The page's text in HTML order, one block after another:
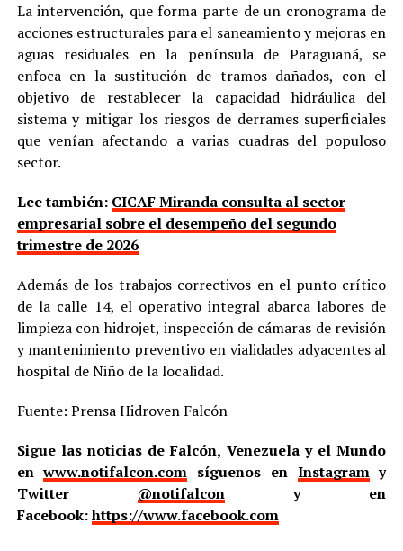
La intervención, que forma parte de un cronograma de
acciones estructurales para el saneamiento y mejoras en
aguas residuales en la península de Paraguaná, se
enfoca en la sustitución de tramos dañados, con el
objetivo de restablecer la capacidad hidráulica del
sistema y mitigar los riesgos de derrames superficiales
que venían afectando a varias cuadras del populoso
sector.
Lee también: CICAF Miranda consulta al sector
empresarial sobre el desempeño del segundo
trimestre de 2026
Además de los trabajos correctivos en el punto crítico
de la calle 14, el operativo integral abarca labores de
limpieza con hidrojet, inspección de cámaras de revisión
y mantenimiento preventivo en vialidades adyacentes al
hospital de Niño de la localidad.
Fuente: Prensa Hidroven Falcón
Sigue las noticias de Falcón, Venezuela y el Mundo
enwww.notifalcon.com síguenos en Instagramy
Twitter @notifalcony en
Facebook:https://www.facebook.com